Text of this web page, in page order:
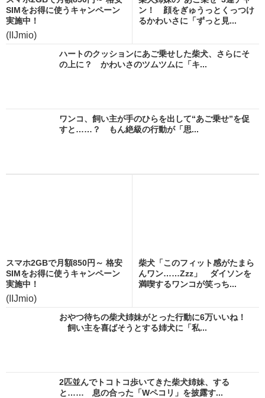
SIMをお得に使うキャンペーン
実施中！
(IIJmio)
ン！ 顔をぎゅうっとくっつけ
るかわいさに「ずっと見...
ハートのクッションにあご乗せした柴犬、さらにそ
の上に？ かわいさのツムツムに「キ...
ワンコ、飼い主が手のひらを出して“あご乗せ”を促
すと……？ もん絶級の行動が「思...
スマホ2GBで月額850円～ 格安
SIMをお得に使うキャンペーン
実施中！
(IIJmio)
柴犬「このフィット感がたまら
んワン……Zzz」 ダイソンを
満喫するワンコが笑っち...
おやつ待ちの柴犬姉妹がとった行動に6万いいね！
飼い主を喜ばそうとする姉犬に「私...
2匹並んでトコトコ歩いてきた柴犬姉妹、する
と…… 息の合った「Wペコリ」を披露す...